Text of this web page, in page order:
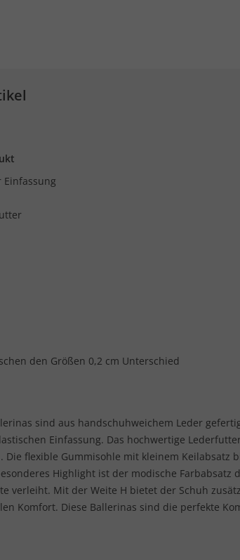
Einfassung
den Größen 0,2 cm Unterschied
sind aus handschuhweichem Leder
Einfassung. Das hochwertige
Die flexible Gummisohle mit kleinem Keilabsatz
Highlight ist der modische Farbabsatz
verleiht. Mit der Weite H bietet der Schuh
Komfort. Diese Ballerinas sind die perfekte